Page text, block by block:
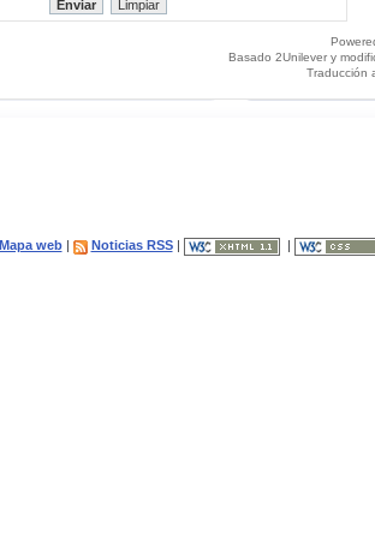
Basado 2Unilever y
Traducción
Mapa web| Noticias RSS|